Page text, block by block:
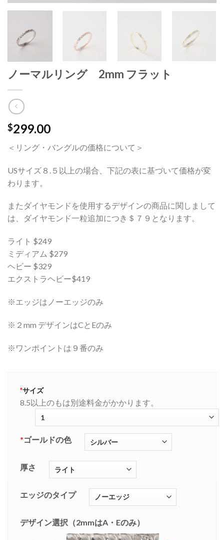
ノーマルリング 2mm フラット
$299.00
＜リング・バングルの価格について＞
USサイズ８.５以上の場合、下記の表に基づいて価格が変
わります。
またダイヤモンドを使用するデザインの商品に関しまして
は、ダイヤモンド一粒追加につき＄７９となります。
ライト $249
ミディアム $279
ヘビー $329
エクストラヘビー$419
※エッジはノーエッジのみ
※２mm デザインはCとEのみ
※ワンポイントは９番のみ
*サイズ
8.5以上のもは別途料金がかかります。
*ゴールドの色
厚さ
エッジのタイプ
デザイン選択（2mmはA・Eのみ）